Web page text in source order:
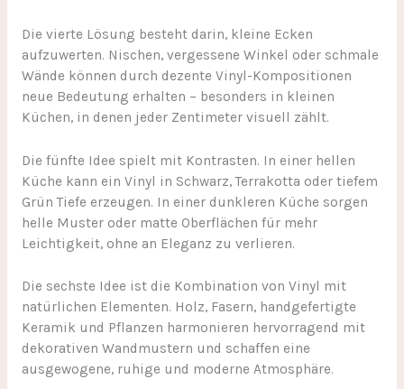
Die vierte Lösung besteht darin, kleine Ecken
aufzuwerten. Nischen, vergessene Winkel oder schmale
Wände können durch dezente Vinyl-Kompositionen
neue Bedeutung erhalten – besonders in kleinen
Küchen, in denen jeder Zentimeter visuell zählt.
Die fünfte Idee spielt mit Kontrasten. In einer hellen
Küche kann ein Vinyl in Schwarz, Terrakotta oder tiefem
Grün Tiefe erzeugen. In einer dunkleren Küche sorgen
helle Muster oder matte Oberflächen für mehr
Leichtigkeit, ohne an Eleganz zu verlieren.
Die sechste Idee ist die Kombination von Vinyl mit
natürlichen Elementen. Holz, Fasern, handgefertigte
Keramik und Pflanzen harmonieren hervorragend mit
dekorativen Wandmustern und schaffen eine
ausgewogene, ruhige und moderne Atmosphäre.